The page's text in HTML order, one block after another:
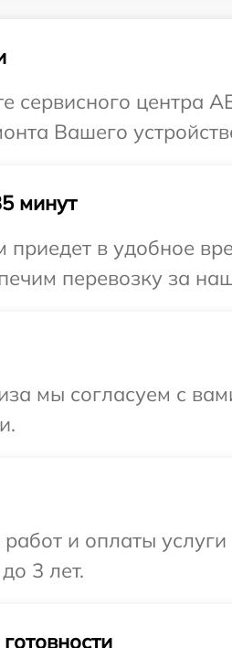
сервисного
Вашего
минут
в удобное
перевозку за
мы согласуем с
и оплаты
3 лет.